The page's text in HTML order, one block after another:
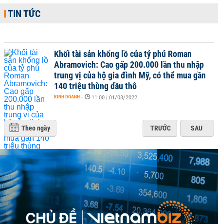
TIN TỨC
Khối tài sản khổng lồ của tỷ phú Roman
Abramovich: Cao gấp 200.000 lần thu nhập
trung vị của hộ gia đình Mỹ, có thể mua gần
140 triệu thùng dầu thô
KINH DOANH - 11:00 | 01/03/2022
Theo ngày TRƯỚC SAU